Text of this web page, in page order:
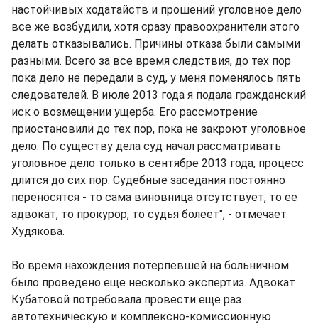
настойчивых ходатайств и прошений уголовное дело
все же возбудили, хотя сразу правоохранители этого
делать отказывались. Причины отказа были самыми
разными. Всего за все время следствия, до тех пор
пока дело не передали в суд, у меня поменялось пять
следователей. В июле 2013 года я подала гражданский
иск о возмещении ущерба. Его рассмотрение
приостановили до тех пор, пока не закроют уголовное
дело. По существу дела суд начал рассматривать
уголовное дело только в сентябре 2013 года, процесс
длится до сих пор. Судебные заседания постоянно
переносятся - то сама виновница отсутствует, то ее
адвокат, то прокурор, то судья болеет", - отмечает
Худякова.
Во время нахождения потерпевшей на больничном
было проведено еще несколько экспертиз. Адвокат
Кубатовой потребовала провести еще раз
автотехническую и комплексно-комиссионную